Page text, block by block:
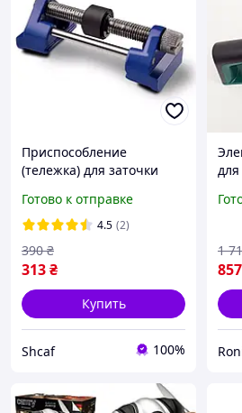
Приспособление
(тележка) для заточки
для стамесок, станок для
заточки ножей рубанка
Готово к отправке
4.5 (2)
313₴
390 ₴
Купить
Shcaf 100%
OB-
857
1